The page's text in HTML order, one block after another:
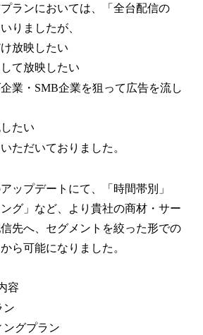
ランにおいては、「全台配信の
りましたが、
放映したい
て放映したい
業・SMB企業を狙って広告を流し
たい
ただいておりました。
ップデートにて、「時間帯別」
ング」など、より貴社の商材・サー
先へ、セグメントを絞った形での
ら可能になりました。
容
ン
ングプラン